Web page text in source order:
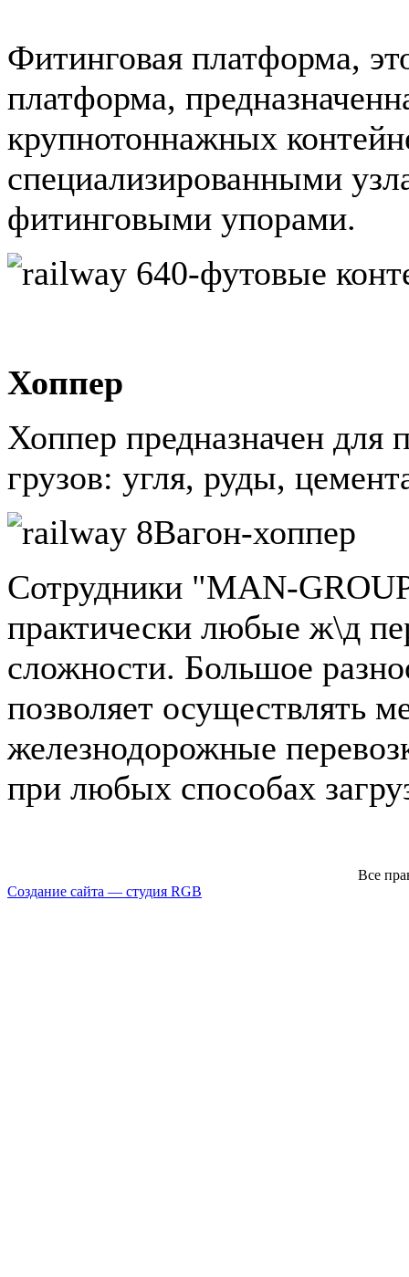
Фитинговая платформа,
платформа,
крупнотоннажных
специализированными
фитинговыми упорами.
40-футовые
Хоппер
Хоппер предназначен для
грузов: угля, руды,
Вагон-хоппер
Сотрудники "MAN-
практически любые ж\д
сложности. Большое
позволяет осуществлять
железнодорожные
при любых способах
Все
Создание сайта — студия RGB